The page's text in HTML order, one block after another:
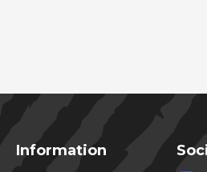
Information